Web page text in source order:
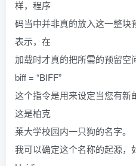
样，程序
码当中并非真的放入这一整块
表示，在
加载时才真的把所需的预留空
biff = “BIFF”
这个指令是用来设定当您有新
这是柏克
莱大学校园内一只狗的名字。
我可以确定这个名称的起源，